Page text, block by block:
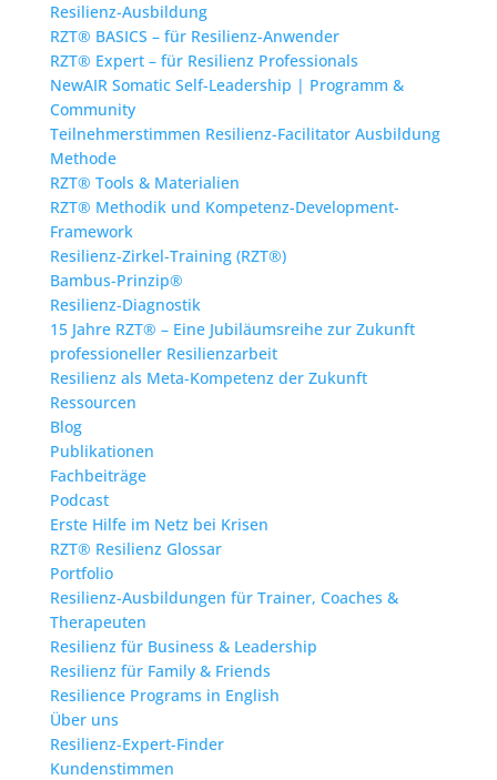
Resilienz-Ausbildung
RZT® BASICS – für Resilienz-Anwender
RZT® Expert – für Resilienz Professionals
NewAIR Somatic Self-Leadership | Programm &
Community
Teilnehmerstimmen Resilienz-Facilitator Ausbildung
Methode
RZT® Tools & Materialien
RZT® Methodik und Kompetenz-Development-
Framework
Resilienz-Zirkel-Training (RZT®)
Bambus-Prinzip®
Resilienz-Diagnostik
15 Jahre RZT® – Eine Jubiläumsreihe zur Zukunft
professioneller Resilienzarbeit
Resilienz als Meta-Kompetenz der Zukunft
Ressourcen
Blog
Publikationen
Fachbeiträge
Podcast
Erste Hilfe im Netz bei Krisen
RZT® Resilienz Glossar
Portfolio
Resilienz-Ausbildungen für Trainer, Coaches &
Therapeuten
Resilienz für Business & Leadership
Resilienz für Family & Friends
Resilience Programs in English
Über uns
Resilienz-Expert-Finder
Kundenstimmen